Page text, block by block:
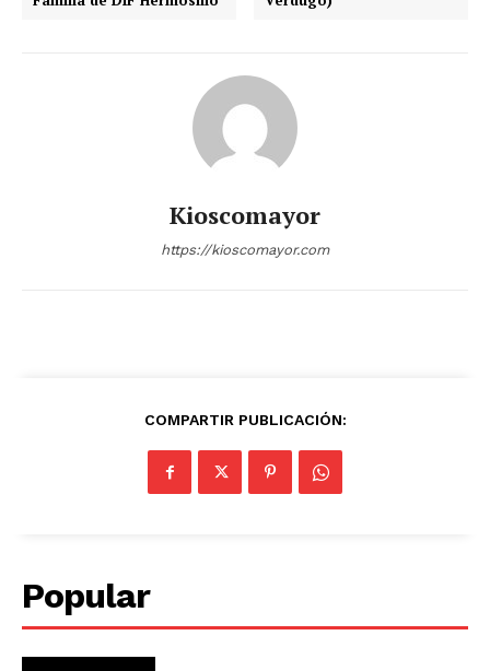
Kioscomayor
https://kioscomayor.com
COMPARTIR PUBLICACIÓN:
Popular